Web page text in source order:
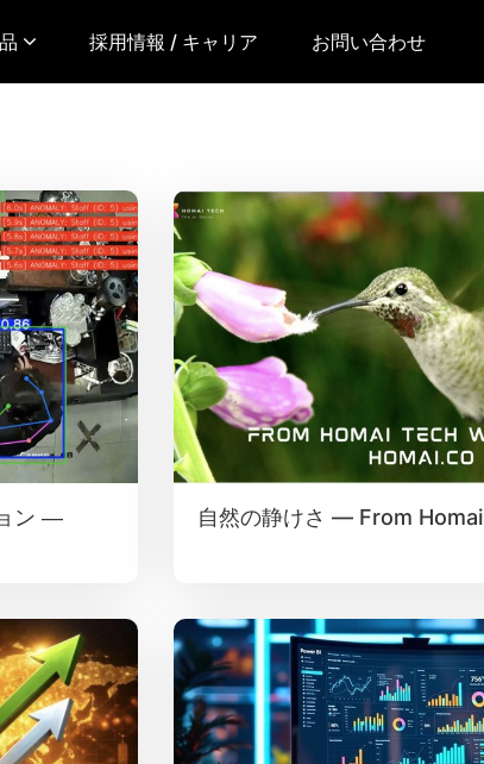
採用情報 / キャリア お問い合わせ
ン ―
自然の静けさ — From